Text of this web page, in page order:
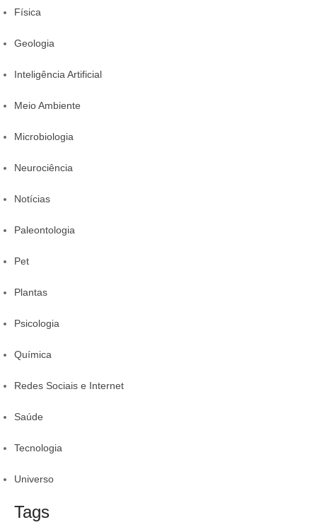
Física
Geologia
Inteligência Artificial
Meio Ambiente
Microbiologia
Neurociência
Notícias
Paleontologia
Pet
Plantas
Psicologia
Química
Redes Sociais e Internet
Saúde
Tecnologia
Universo
Tags